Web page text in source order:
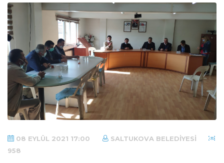
08 EYLÜL 2021 17:00
SALTUKOVA BELEDIYESI
958